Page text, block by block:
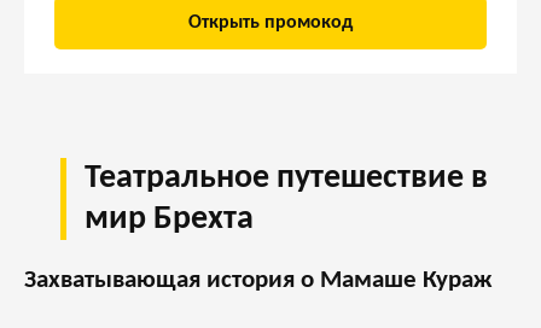
Открыть промокод
Театральное путешествие в
мир Брехта
Захватывающая история о Мамаше Кураж